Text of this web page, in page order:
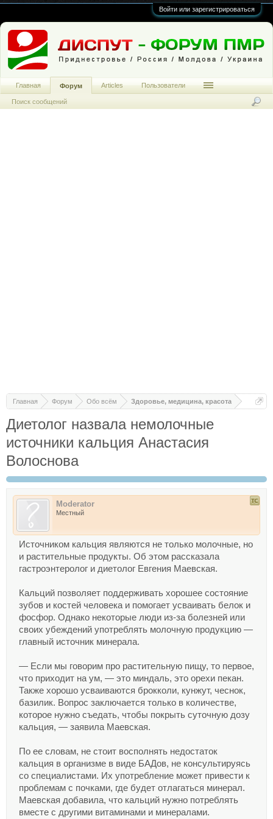
Войти или зарегистрироваться
Главная Форум Обо всём Здоровье, медицина, красота
Диетолог назвала немолочные
источники кальция Анастасия
Волоснова
Moderator
Местный
Источником кальция являются не только молочные, но
и растительные продукты. Об этом рассказала
гастроэнтеролог и диетолог Евгения Маевская.
Кальций позволяет поддерживать хорошее состояние
зубов и костей человека и помогает усваивать белок и
фосфор. Однако некоторые люди из-за болезней или
своих убеждений употреблять молочную продукцию —
главный источник минерала.
— Если мы говорим про растительную пищу, то первое,
что приходит на ум, — это миндаль, это орехи пекан.
Также хорошо усваиваются брокколи, кунжут, чеснок,
базилик. Вопрос заключается только в количестве,
которое нужно съедать, чтобы покрыть суточную дозу
кальция, — заявила Маевская.
По ее словам, не стоит восполнять недостаток
кальция в организме в виде БАДов, не консультируясь
со специалистами. Их употребление может привести к
проблемам с почками, где будет отлагаться минерал.
Маевская добавила, что кальций нужно потреблять
вместе с другими витаминами и минералами.
Главная Форум
Поиск сообщений
Articles Пользователи